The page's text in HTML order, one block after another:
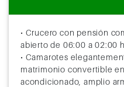
• Crucero con pensión
abierto de 06:00 a 02:00
• Camarotes
matrimonio convertible
acondicionado, amplio